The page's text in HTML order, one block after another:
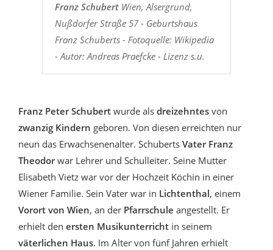
Franz SchubertWien, Alsergrund,
Nußdorfer Straße 57 - Geburtshaus
Franz Schuberts - Fotoquelle: Wikipedia
- Autor: Andreas Praefcke - Lizenz s.u.
Franz Peter Schubert wurde als dreizehntes von
zwanzig Kindern geboren. Von diesen erreichten nur
neun das Erwachsenenalter. Schuberts Vater Franz
Theodorwar Lehrer und Schulleiter. Seine Mutter
Elisabeth Vietz war vor der Hochzeit Köchin in einer
Wiener Familie. Sein Vater war in Lichtenthal, einem
Vorort von Wien, an der Pfarrschule angestellt. Er
erhielt den ersten Musikunterricht in seinem
väterlichen Haus. Im Alter von fünf Jahren erhielt